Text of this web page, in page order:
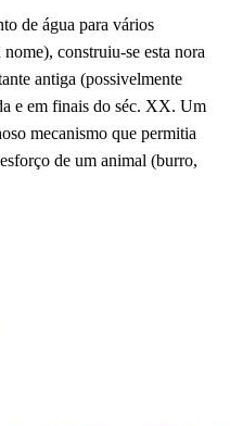
de água para vários
construiu-se esta nora
antiga (possivelmente
e em finais do séc. XX. Um
mecanismo que permitia
de um animal (burro,